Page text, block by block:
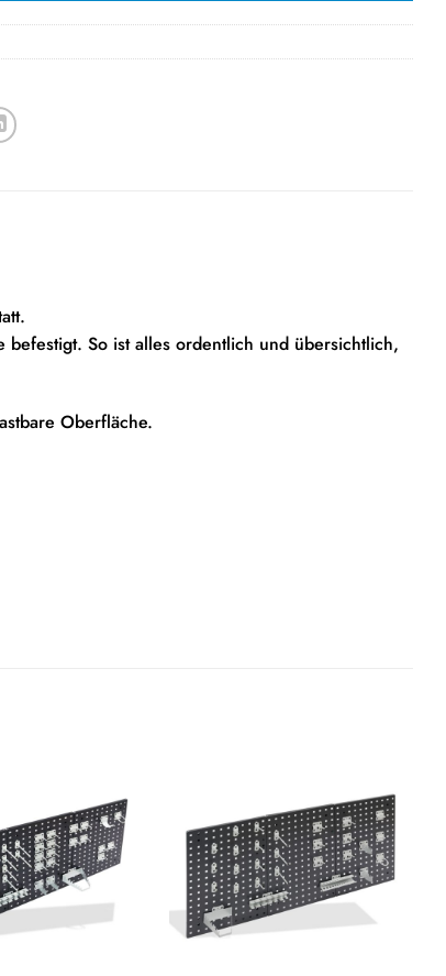
So ist alles ordentlich und übersichtlich,
Oberfläche.
Auf die
Wunschliste
Auf die
Wunschliste